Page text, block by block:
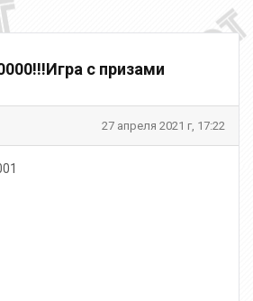
с призами
27 апреля 2021 г, 17:22